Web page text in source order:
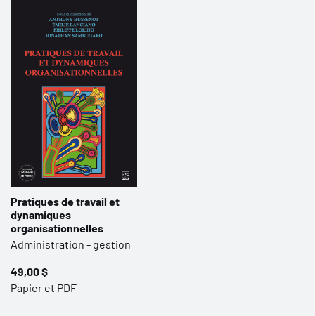
Pratiques de travail et
dynamiques
organisationnelles
Administration - gestion
49,00 $
Papier et PDF